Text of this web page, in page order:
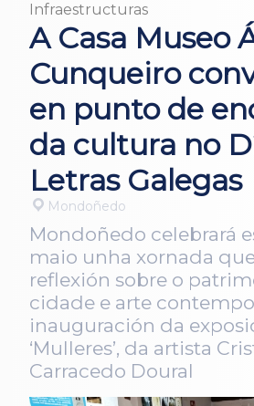
Infraestructuras
A Casa Museo
Cunqueiro
en punto de
da cultura no
Letras Galegas
Mondoñedo
Mondoñedo celebrará
maio unha xornada
reflexión sobre o
cidade e arte
inauguración da
‘Mulleres’, da artista
Carracedo Doural